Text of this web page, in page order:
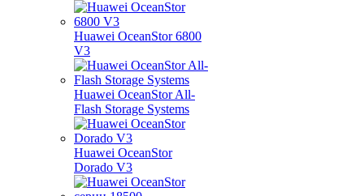
Huawei OceanStor 6800
V3
Huawei OceanStor All-
Flash Storage Systems
Huawei OceanStor
Dorado V3